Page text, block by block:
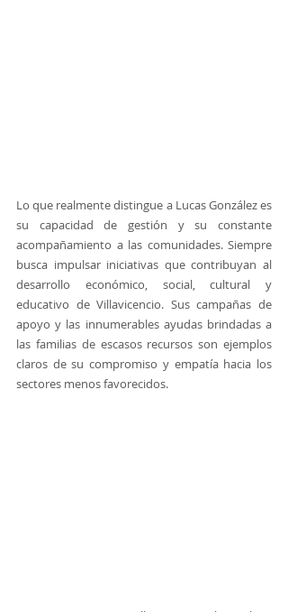
Lo que realmente distingue a Lucas González es
su capacidad de gestión y su constante
acompañamiento a las comunidades. Siempre
busca impulsar iniciativas que contribuyan al
desarrollo económico, social, cultural y
educativo de Villavicencio. Sus campañas de
apoyo y las innumerables ayudas brindadas a
las familias de escasos recursos son ejemplos
claros de su compromiso y empatía hacia los
sectores menos favorecidos.